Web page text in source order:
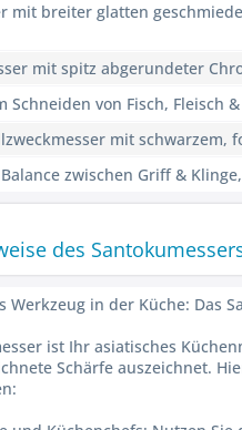
mit breiter glatten
mit spitz abgerundeter
Schneiden von Fisch, Fleisch
mit schwarzem,
zwischen Griff &
des
Werkzeug in der Küche: Das
ist Ihr asiatisches
Schärfe auszeichnet.